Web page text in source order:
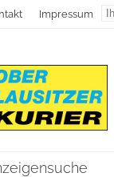
Impressum